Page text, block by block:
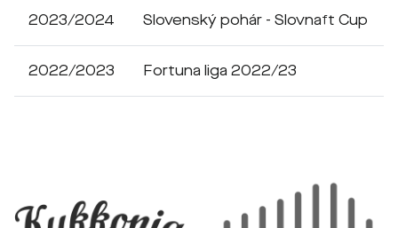
2023/2024 Slovenský pohár - Slovnaft Cup
2022/2023 Fortuna liga 2022/23